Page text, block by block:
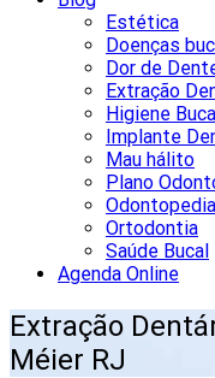
Estética
Doenças
Dor de
Extração
Higiene
Implante
Mau hálito
Plano
Ortodontia
Saúde Bucal
Agenda Online
Extração
Méier RJ